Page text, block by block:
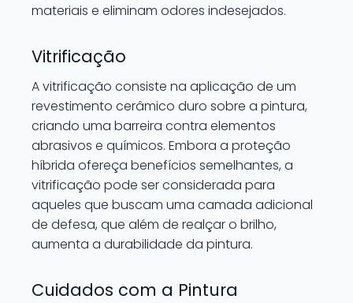
materiais e eliminam odores indesejados.
Vitrificação
A vitrificação consiste na aplicação de um
revestimento cerâmico duro sobre a pintura,
criando uma barreira contra elementos
abrasivos e químicos. Embora a proteção
híbrida ofereça benefícios semelhantes, a
vitrificação pode ser considerada para
aqueles que buscam uma camada adicional
de defesa, que além de realçar o brilho,
aumenta a durabilidade da pintura.
Cuidados com a Pintura